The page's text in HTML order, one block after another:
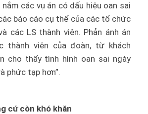
nắm các vụ án có dấu hiệu oan sai
báo cáo cụ thể của các tổ chức
các LS thành viên. Phản ánh án
thành viên của đoàn, từ khách
cho thấy tình hình oan sai ngày
phức tạp hơn”.
cứ còn khó khăn